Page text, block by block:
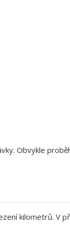
Obvykle
kilometrů. V